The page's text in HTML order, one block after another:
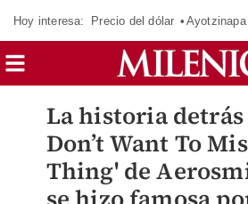
Hoy interesa: Precio del dólar Ayotzinapa
La historia
Don’t Want To
Thing' de